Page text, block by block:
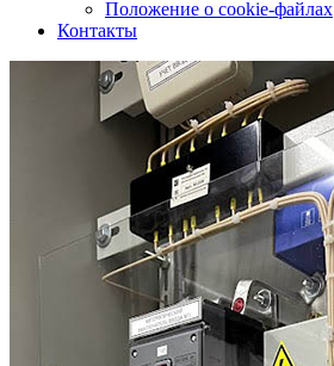
Положение о cookie-файлах
Контакты